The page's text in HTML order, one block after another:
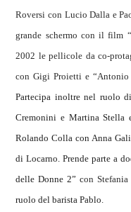
Roversi con Lucio Dalla e
grande schermo con il film
2002 le pellicole da co-
con Gigi Proietti e “Antonio
Partecipa inoltre nel ruolo
Cremonini e Martina
Rolando Colla con Anna
di Locarno. Prende parte a
delle Donne 2” con Stefania
ruolo del barista Pablo